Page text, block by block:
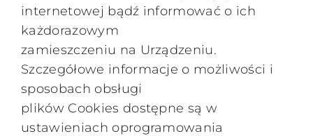
internetowej bądź informować o ich
każdorazowym
zamieszczeniu na Urządzeniu.
Szczegółowe informacje o możliwości i
sposobach obsługi
plików Cookies dostępne są w
ustawieniach oprogramowania